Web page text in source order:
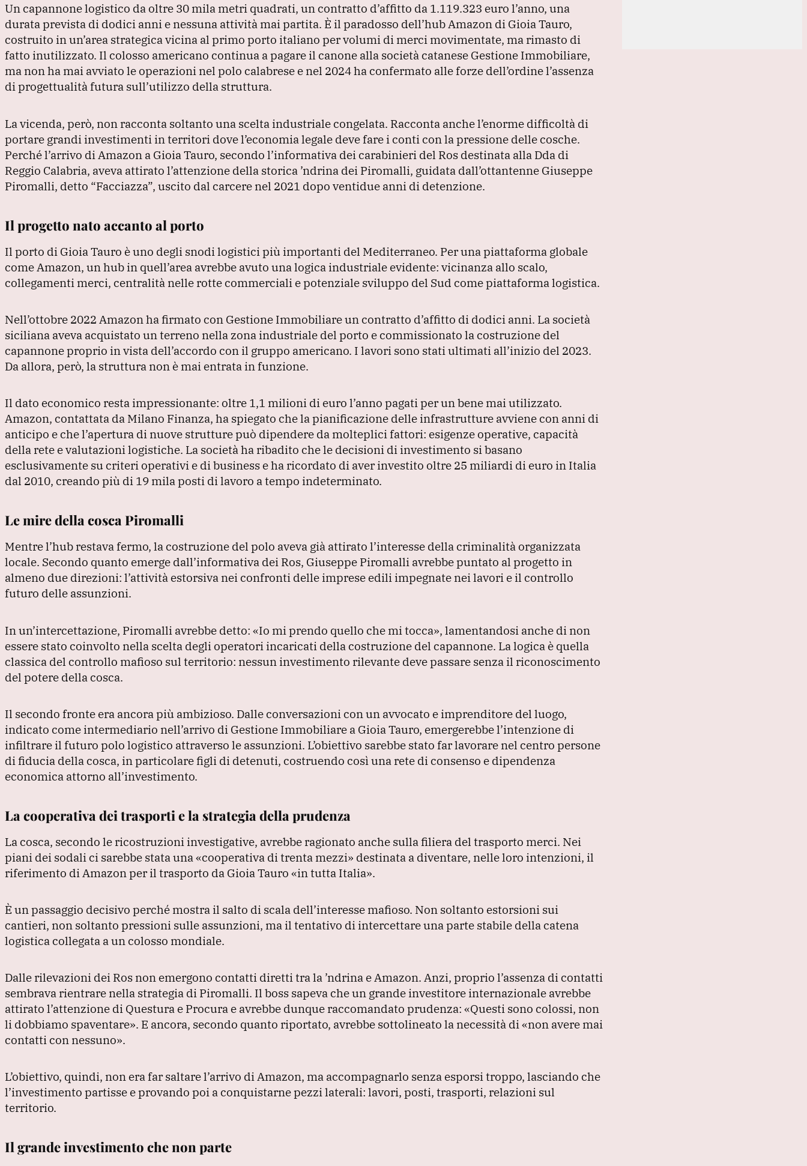
c
e
b
o
o
k
e
dI
n
at
s
A
p
p
e
gr
a
m
ai
l
Un capannone logistico da oltre 30 mila metri quadrati, un contratto d’affitto da 1.119.323 euro l’anno, una
durata prevista di dodici anni e nessuna attività mai partita. È il paradosso dell’hub Amazon di Gioia Tauro,
costruito in un’area strategica vicina al primo porto italiano per volumi di merci movimentate, ma rimasto di
fatto inutilizzato. Il colosso americano continua a pagare il canone alla società catanese Gestione Immobiliare,
ma non ha mai avviato le operazioni nel polo calabrese e nel 2024 ha confermato alle forze dell’ordine l’assenza
di progettualità futura sull’utilizzo della struttura.
La vicenda, però, non racconta soltanto una scelta industriale congelata. Racconta anche l’enorme difficoltà di
portare grandi investimenti in territori dove l’economia legale deve fare i conti con la pressione delle cosche.
Perché l’arrivo di Amazon a Gioia Tauro, secondo l’informativa dei carabinieri del Ros destinata alla Dda di
Reggio Calabria, aveva attirato l’attenzione della storica ’ndrina dei Piromalli, guidata dall’ottantenne Giuseppe
Piromalli, detto “Facciazza”, uscito dal carcere nel 2021 dopo ventidue anni di detenzione.
Il progetto nato accanto al porto
Il porto di Gioia Tauro è uno degli snodi logistici più importanti del Mediterraneo. Per una piattaforma globale
come Amazon, un hub in quell’area avrebbe avuto una logica industriale evidente: vicinanza allo scalo,
collegamenti merci, centralità nelle rotte commerciali e potenziale sviluppo del Sud come piattaforma logistica.
Nell’ottobre 2022 Amazon ha firmato con Gestione Immobiliare un contratto d’affitto di dodici anni. La società
siciliana aveva acquistato un terreno nella zona industriale del porto e commissionato la costruzione del
capannone proprio in vista dell’accordo con il gruppo americano. I lavori sono stati ultimati all’inizio del 2023.
Da allora, però, la struttura non è mai entrata in funzione.
Il dato economico resta impressionante: oltre 1,1 milioni di euro l’anno pagati per un bene mai utilizzato.
Amazon, contattata da Milano Finanza, ha spiegato che la pianificazione delle infrastrutture avviene con anni di
anticipo e che l’apertura di nuove strutture può dipendere da molteplici fattori: esigenze operative, capacità
della rete e valutazioni logistiche. La società ha ribadito che le decisioni di investimento si basano
esclusivamente su criteri operativi e di business e ha ricordato di aver investito oltre 25 miliardi di euro in Italia
dal 2010, creando più di 19 mila posti di lavoro a tempo indeterminato.
Le mire della cosca Piromalli
Mentre l’hub restava fermo, la costruzione del polo aveva già attirato l’interesse della criminalità organizzata
locale. Secondo quanto emerge dall’informativa dei Ros, Giuseppe Piromalli avrebbe puntato al progetto in
almeno due direzioni: l’attività estorsiva nei confronti delle imprese edili impegnate nei lavori e il controllo
futuro delle assunzioni.
In un’intercettazione, Piromalli avrebbe detto: «Io mi prendo quello che mi tocca», lamentandosi anche di non
essere stato coinvolto nella scelta degli operatori incaricati della costruzione del capannone. La logica è quella
classica del controllo mafioso sul territorio: nessun investimento rilevante deve passare senza il riconoscimento
del potere della cosca.
Il secondo fronte era ancora più ambizioso. Dalle conversazioni con un avvocato e imprenditore del luogo,
indicato come intermediario nell’arrivo di Gestione Immobiliare a Gioia Tauro, emergerebbe l’intenzione di
infiltrare il futuro polo logistico attraverso le assunzioni. L’obiettivo sarebbe stato far lavorare nel centro persone
di fiducia della cosca, in particolare figli di detenuti, costruendo così una rete di consenso e dipendenza
economica attorno all’investimento.
La cooperativa dei trasporti e la strategia della prudenza
La cosca, secondo le ricostruzioni investigative, avrebbe ragionato anche sulla filiera del trasporto merci. Nei
piani dei sodali ci sarebbe stata una «cooperativa di trenta mezzi» destinata a diventare, nelle loro intenzioni, il
riferimento di Amazon per il trasporto da Gioia Tauro «in tutta Italia».
È un passaggio decisivo perché mostra il salto di scala dell’interesse mafioso. Non soltanto estorsioni sui
cantieri, non soltanto pressioni sulle assunzioni, ma il tentativo di intercettare una parte stabile della catena
logistica collegata a un colosso mondiale.
Dalle rilevazioni dei Ros non emergono contatti diretti tra la ’ndrina e Amazon. Anzi, proprio l’assenza di contatti
sembrava rientrare nella strategia di Piromalli. Il boss sapeva che un grande investitore internazionale avrebbe
attirato l’attenzione di Questura e Procura e avrebbe dunque raccomandato prudenza: «Questi sono colossi, non
li dobbiamo spaventare». E ancora, secondo quanto riportato, avrebbe sottolineato la necessità di«non avere mai
contatti con nessuno».
L’obiettivo, quindi, non era far saltare l’arrivo di Amazon, ma accompagnarlo senza esporsi troppo, lasciando che
l’investimento partisse e provando poi a conquistarne pezzi laterali: lavori, posti, trasporti, relazioni sul
territorio.
Il grande investimento che non parte